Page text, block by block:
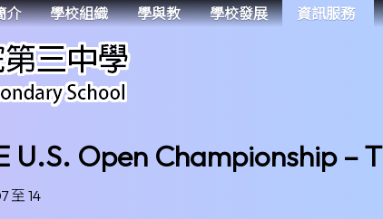
介 學校組織 學與教 學校發展 資訊服務
U.S. Open Championship –
至 14